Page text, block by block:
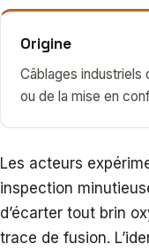
Origine
Câblages industriels
ou de la mise en
Les acteurs
inspection
d’écarter tout brin
trace de fusion.